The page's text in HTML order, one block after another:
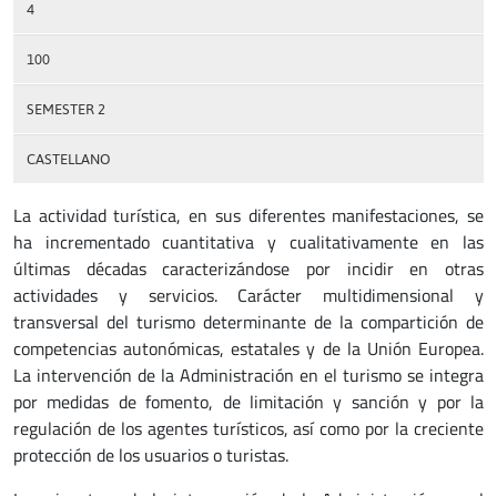
4
100
SEMESTER 2
CASTELLANO
La actividad turística, en sus diferentes manifestaciones, se
ha incrementado cuantitativa y cualitativamente en las
últimas décadas caracterizándose por incidir en otras
actividades y servicios. Carácter multidimensional y
transversal del turismo determinante de la compartición de
competencias autonómicas, estatales y de la Unión Europea.
La intervención de la Administración en el turismo se integra
por medidas de fomento, de limitación y sanción y por la
regulación de los agentes turísticos, así como por la creciente
protección de los usuarios o turistas.